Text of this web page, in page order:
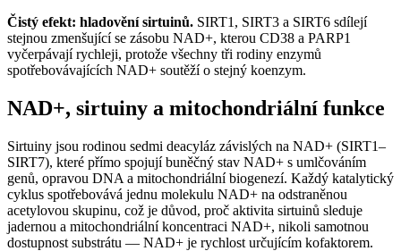
Čistý efekt: hladovění sirtuinů. SIRT1, SIRT3 a SIRT6 sdílejí
stejnou zmenšující se zásobu NAD+, kterou CD38 a PARP1
vyčerpávají rychleji, protože všechny tři rodiny enzymů
spotřebovávajících NAD+ soutěží o stejný koenzym.
NAD+, sirtuiny a mitochondriální funkce
Sirtuiny jsou rodinou sedmi deacyláz závislých na NAD+ (SIRT1–
SIRT7), které přímo spojují buněčný stav NAD+ s umlčováním
genů, opravou DNA a mitochondriální biogenezí. Každý katalytický
cyklus spotřebovává jednu molekulu NAD+ na odstraněnou
acetylovou skupinu, což je důvod, proč aktivita sirtuinů sleduje
jadernou a mitochondriální koncentraci NAD+, nikoli samotnou
dostupnost substrátu — NAD+ je rychlost určujícím kofaktorem.